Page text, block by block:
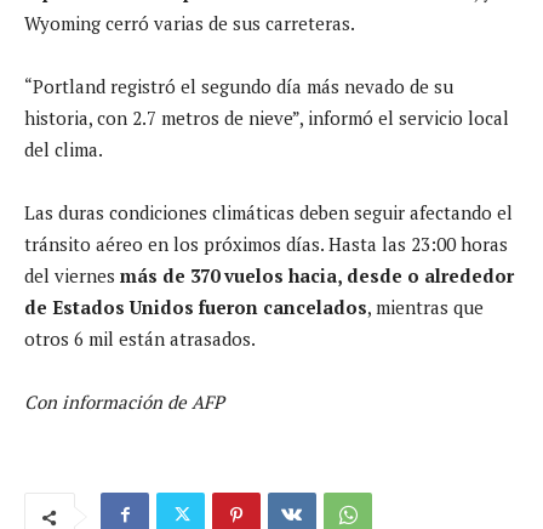
Wyoming cerró varias de sus carreteras.
“Portland registró el segundo día más nevado de su
historia, con 2.7 metros de nieve”, informó el servicio local
del clima.
Las duras condiciones climáticas deben seguir afectando el
tránsito aéreo en los próximos días. Hasta las 23:00 horas
del viernes más de 370 vuelos hacia, desde o alrededor
de Estados Unidos fueron cancelados, mientras que
otros 6 mil están atrasados.
Con información de AFP